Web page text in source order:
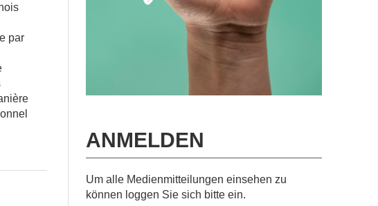
par
ANMELDEN
Um alle Medienmitteilungen einsehen zu
können loggen Sie sich bitte ein.